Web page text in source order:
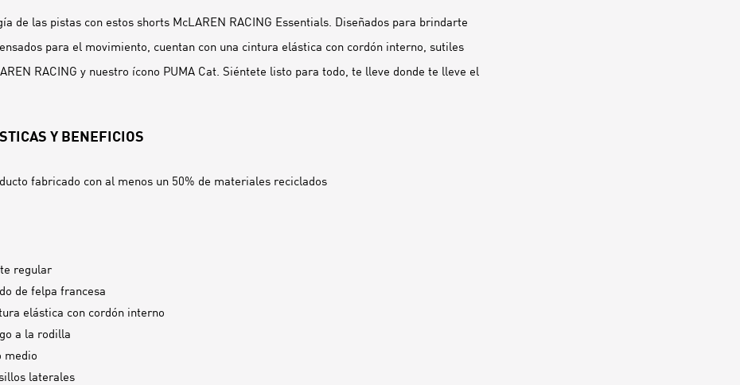
de las pistas con estos shorts McLAREN RACING Essentials. Diseñados para brindarte
para el movimiento, cuentan con una cintura elástica con cordón interno, sutiles
RACING y nuestro ícono PUMA Cat. Siéntete listo para todo, te lleve donde te lleve el
Y BENEFICIOS
fabricado con al menos un 50% de materiales reciclados
regular
de felpa francesa
elástica con cordón interno
a la rodilla
medio
laterales